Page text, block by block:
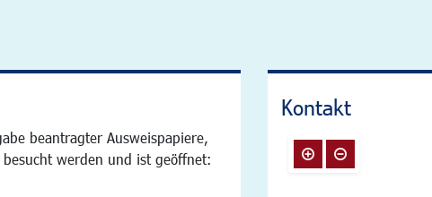
beantragter Ausweispapiere,
werden und ist geöffnet:
Kontakt